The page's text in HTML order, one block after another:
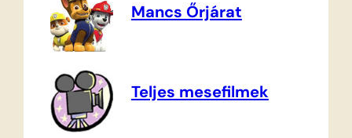
Mancs Őrjárat
Teljes mesefilmek